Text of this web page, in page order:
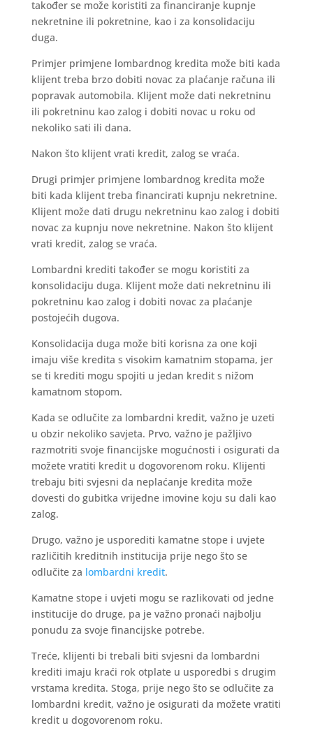
također se može koristiti za financiranje kupnje
nekretnine ili pokretnine, kao i za konsolidaciju
duga.
Primjer primjene lombardnog kredita može biti kada
klijent treba brzo dobiti novac za plaćanje računa ili
popravak automobila. Klijent može dati nekretninu
ili pokretninu kao zalog i dobiti novac u roku od
nekoliko sati ili dana.
Nakon što klijent vrati kredit, zalog se vraća.
Drugi primjer primjene lombardnog kredita može
biti kada klijent treba financirati kupnju nekretnine.
Klijent može dati drugu nekretninu kao zalog i dobiti
novac za kupnju nove nekretnine. Nakon što klijent
vrati kredit, zalog se vraća.
Lombardni krediti također se mogu koristiti za
konsolidaciju duga. Klijent može dati nekretninu ili
pokretninu kao zalog i dobiti novac za plaćanje
postojećih dugova.
Konsolidacija duga može biti korisna za one koji
imaju više kredita s visokim kamatnim stopama, jer
se ti krediti mogu spojiti u jedan kredit s nižom
kamatnom stopom.
Kada se odlučite za lombardni kredit, važno je uzeti
u obzir nekoliko savjeta. Prvo, važno je pažljivo
razmotriti svoje financijske mogućnosti i osigurati da
možete vratiti kredit u dogovorenom roku. Klijenti
trebaju biti svjesni da neplaćanje kredita može
dovesti do gubitka vrijedne imovine koju su dali kao
zalog.
Drugo, važno je usporediti kamatne stope i uvjete
različitih kreditnih institucija prije nego što se
odlučite za lombardni kredit.
Kamatne stope i uvjeti mogu se razlikovati od jedne
institucije do druge, pa je važno pronaći najbolju
ponudu za svoje financijske potrebe.
Treće, klijenti bi trebali biti svjesni da lombardni
krediti imaju kraći rok otplate u usporedbi s drugim
vrstama kredita. Stoga, prije nego što se odlučite za
lombardni kredit, važno je osigurati da možete vratiti
kredit u dogovorenom roku.